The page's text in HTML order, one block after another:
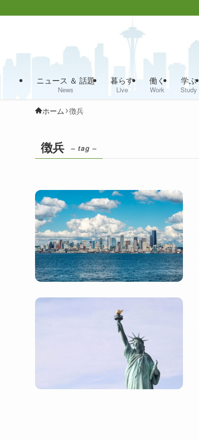
ニュース ＆ 話題
News
暮らす
Live
働く
Work
学ぶ
Study
ホーム 徴兵
徴兵 – tag –